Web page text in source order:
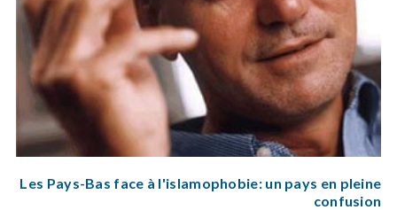
Les Pays-Bas face à l'islamophobie: un pays en pleine
confusion